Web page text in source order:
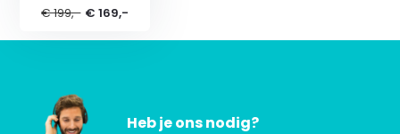
€ 199,- € 169,-
Heb je ons nodig?